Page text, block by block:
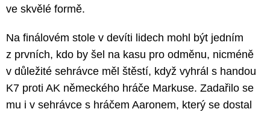
ve skvělé formě.
Na finálovém stole v devíti lidech mohl být jedním
z prvních, kdo by šel na kasu pro odměnu, nicméně
v důležité sehrávce měl štěstí, když vyhrál s handou
K7 proti AK německého hráče Markuse. Zadařilo se
mu i v sehrávce s hráčem Aaronem, který se dostal